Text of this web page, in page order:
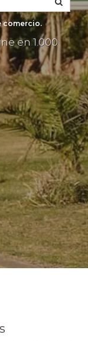
comercio.
en 1.000